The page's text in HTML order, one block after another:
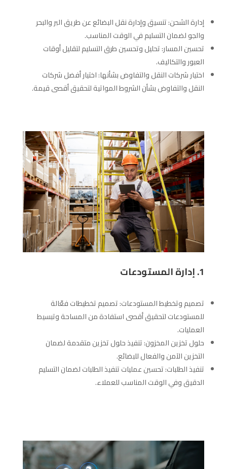
إدارة الشحن: تنسيق وإدارة نقل البضائع عن طريق البر والبحر
والجو لضمان التسليم في الوقت المناسب.
تحسين المسار: تحليل وتحسين طرق التسليم لتقليل أوقات
العبور والتكاليف.
اختيار شركات النقل والتفاوض بشأنها: اختيار أفضل شركات
النقل والتفاوض بشأن الشروط المواتية لتحقيق أقصى قيمة.
1. إدارة المستودعات
تصميم وتخطيط المستودعات: تصميم تخطيطات فعّالة
للمستودعات لتحقيق أقصى استفادة من المساحة وتبسيط
العمليات.
حلول تخزين المخزون: تنفيذ حلول تخزين متقدمة لضمان
التخزين الآمن والفعال للبضائع.
تنفيذ الطلبات: تحسين عمليات تنفيذ الطلبات لضمان التسليم
الدقيق وفي الوقت المناسب للعملاء.